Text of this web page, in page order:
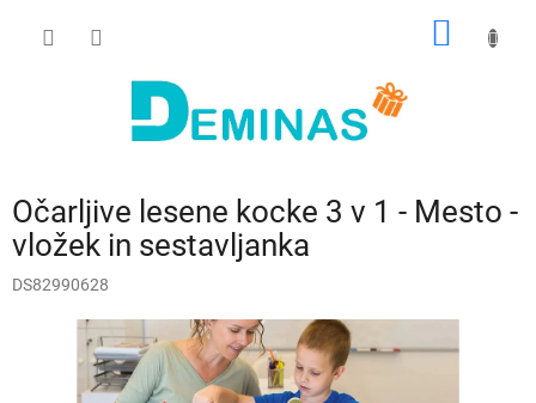
Očarljive lesene kocke 3 v 1 - Mesto -
vložek in sestavljanka
DS82990628